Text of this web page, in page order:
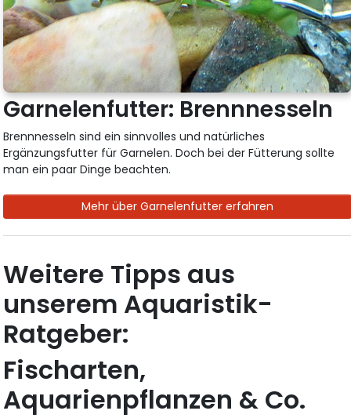
Garnelenfutter: Brennnesseln
Brennnesseln sind ein sinnvolles und natürliches
Ergänzungsfutter für Garnelen. Doch bei der Fütterung sollte
man ein paar Dinge beachten.
Mehr über Garnelenfutter erfahren
Weitere Tipps aus
unserem Aquaristik-
Ratgeber:
Fischarten,
Aquarienpflanzen & Co.